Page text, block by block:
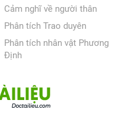
Cảm nghĩ về người thân
Phân tích Trao duyên
Phân tích nhân vật Phương
Định